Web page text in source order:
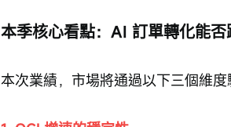
本季核心看點：AI 訂單轉化能否
本次業績，市場將通過以下三個維度